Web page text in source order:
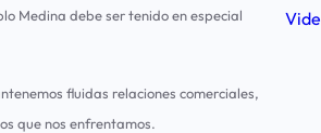
Medina debe ser tenido en especial
fluidas relaciones comerciales,
que nos enfrentamos.